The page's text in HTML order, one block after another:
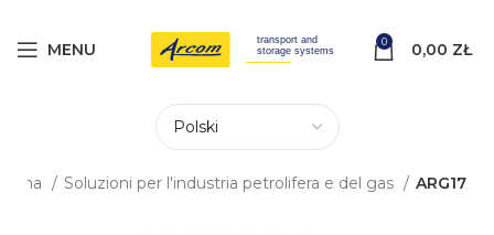
MENU 0 0,00 ZŁ
Soluzioni per l'industria petrolifera e del gas ARG17